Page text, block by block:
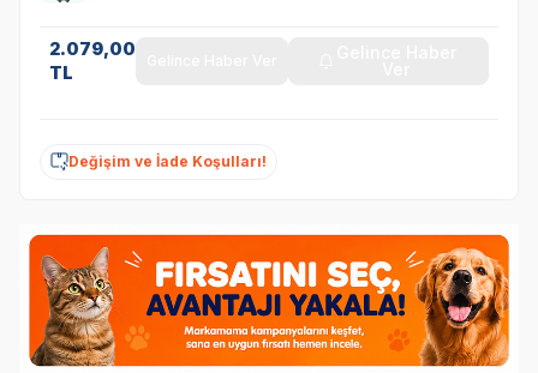
2.079,00
TL
Değişim ve İade Koşulları!